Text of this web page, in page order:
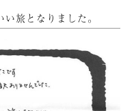
旅となりました。